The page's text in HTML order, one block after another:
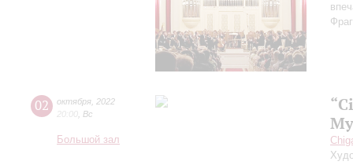
02 октября 2022
20:00 Вс
Большой зал